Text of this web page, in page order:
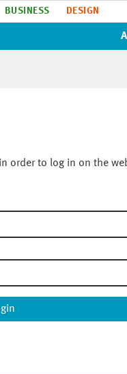
BUSINESS DESIGN
order to log in on the